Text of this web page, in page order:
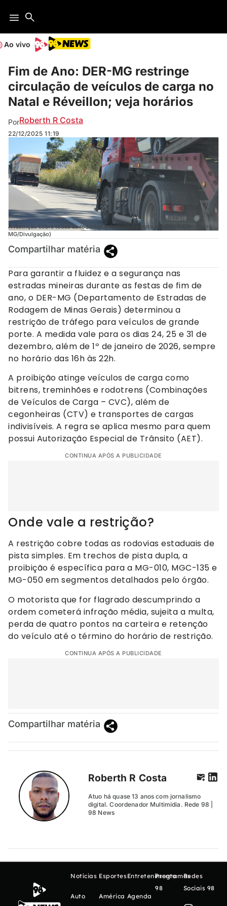
Ao vivo
Fim de Ano: DER-MG restringe
circulação de veículos de carga no
Natal e Réveillon; veja horários
PorRoberth R Costa
22/12/2025 11:19
A restrição cobre todas as rodovias estaduais de pista simples (DER-
MG/Divulgação)
Compartilhar matéria
Para garantir a fluidez e a segurança nas
estradas mineiras durante as festas de fim de
ano, o DER-MG (Departamento de Estradas de
Rodagem de Minas Gerais) determinou a
restrição de tráfego para veículos de grande
porte. A medida vale para os dias 24, 25 e 31 de
dezembro, além de 1º de janeiro de 2026, sempre
no horário das 16h às 22h.
A proibição atinge veículos de carga como
bitrens, treminhões e rodotrens (Combinações
de Veículos de Carga – CVC), além de
cegonheiras (CTV) e transportes de cargas
indivisíveis. A regra se aplica mesmo para quem
possui Autorização Especial de Trânsito (AET).
CONTINUA APÓS A PUBLICIDADE
Onde vale a restrição?
A restrição cobre todas as rodovias estaduais de
pista simples. Em trechos de pista dupla, a
proibição é específica para a MG-010, MGC-135 e
MG-050 em segmentos detalhados pelo órgão.
O motorista que for flagrado descumprindo a
ordem cometerá infração média, sujeita a multa,
perda de quatro pontos na carteira e retenção
do veículo até o término do horário de restrição.
CONTINUA APÓS A PUBLICIDADE
Compartilhar matéria
Roberth R Costa
Atuo há quase 13 anos com jornalismo
digital. Coordenador Multimídia. Rede 98 |
98 News
Notícias
Auto
Esportes
América
Entretenimento
Agenda
Programas
98
Redes
Sociais 98